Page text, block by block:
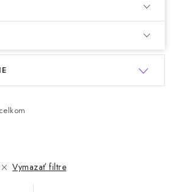
Vymazať filtre